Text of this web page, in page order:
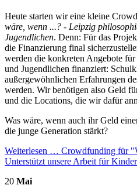
Heute starten wir eine kleine
wäre, wenn ...? - Leipzig
Jugendlichen. Denn: Für das
die Finanzierung final
werden die konkreten Angebote
und Jugendlichen finanziert:
außergewöhnlichen Erfahrungen
werden. Wir benötigen also Geld
und die Locations, die wir dafür
Was wäre, wenn auch ihr Geld
die junge Generation stärkt?
Weiterlesen … Crowdfunding für
Unterstützt unsere Arbeit für
20 Mai